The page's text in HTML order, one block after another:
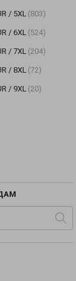
/ 5XL (803)
/ 6XL (524)
/ 7XL (204)
/ 8XL (72)
/ 9XL (20)